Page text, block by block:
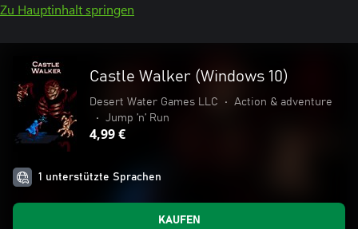
Zu Hauptinhalt springen
Castle Walker (Windows 10)
Desert Water Games LLC •
Action & adventure
•
Jump ’n’ Run
4,99 €
1 unterstützte Sprachen
KAUFEN